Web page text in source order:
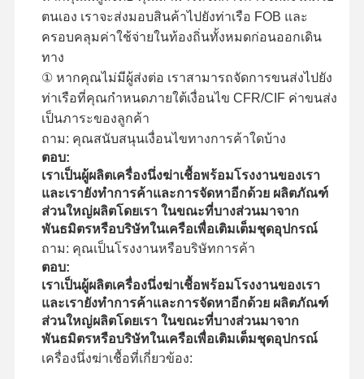
ตนเอง เราจะส่งมอบสินค้าไปยังท่าเรือ FOB และ
ครอบคลุมค่าใช้จ่ายในท้องถิ่นทั้งหมดก่อนออกเดิน
ทาง
① หากคุณไม่มีผู้ส่งต่อ เราสามารถจัดการขนส่งไปยัง
ท่าเรือที่คุณกำหนดภายใต้เงื่อนไข CFR/CIF ค่าขนส่ง
เป็นภาระของลูกค้า
ถาม: คุณสนับสนุนเงื่อนไขทางการค้าใดบ้าง
ตอบ:
เราเป็นผู้ผลิตเครื่องนึ่งฆ่าเชื้อพร้อมโรงงานของเรา
และเรายังทำการค้าและการจัดหาอีกด้วย ผลิตภัณฑ์
ส่วนใหญ่ผลิตโดยเรา ในขณะที่บางส่วนมาจาก
พันธมิตรหรือบริษัทในเครือเพื่อเติมเต็มชุดอุปกรณ์
ถาม: คุณเป็นโรงงานหรือบริษัทการค้า
ตอบ:
เราเป็นผู้ผลิตเครื่องนึ่งฆ่าเชื้อพร้อมโรงงานของเรา
และเรายังทำการค้าและการจัดหาอีกด้วย ผลิตภัณฑ์
ส่วนใหญ่ผลิตโดยเรา ในขณะที่บางส่วนมาจาก
พันธมิตรหรือบริษัทในเครือเพื่อเติมเต็มชุดอุปกรณ์
เครื่องนึ่งฆ่าเชื้อที่เกี่ยวข้อง: